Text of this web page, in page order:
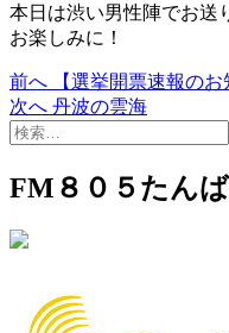
本日は渋い男性陣でお送
お楽しみに！
投
稿
ビ
ゲ
シ
前へ
過
去
稿:
【選挙開票速報のお
次へ 次
稿:
丹波の雲海
検
FM８０５たん